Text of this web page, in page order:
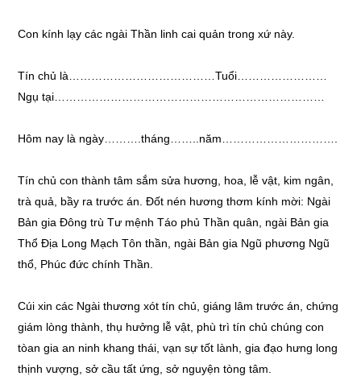
Con kính lạy các ngài Thần linh cai quản trong xứ này.
Tín chủ là…………………………………Tuổi……………………
Ngụ tại………………………………………………………………
Hôm nay là ngày……….tháng……..năm………………………….
Tín chủ con thành tâm sắm sửa hương, hoa, lễ vật, kim ngân,
trà quả, bầy ra trước án. Đốt nén hương thơm kính mời: Ngài
Bản gia Đông trù Tư mệnh Táo phủ Thần quân, ngài Bản gia
Thổ Địa Long Mạch Tôn thần, ngài Bản gia Ngũ phương Ngũ
thổ, Phúc đức chính Thần.
Cúi xin các Ngài thương xót tín chủ, giáng lâm trước án, chứng
giám lòng thành, thụ hưởng lễ vật, phù trì tín chủ chúng con
tòan gia an ninh khang thái, vạn sự tốt lành, gia đạo hưng long
thịnh vượng, sở cầu tất ứng, sở nguyện tòng tâm.